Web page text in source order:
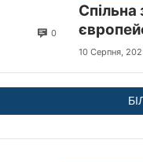
0
Спільна
щодо
10 Серпня,